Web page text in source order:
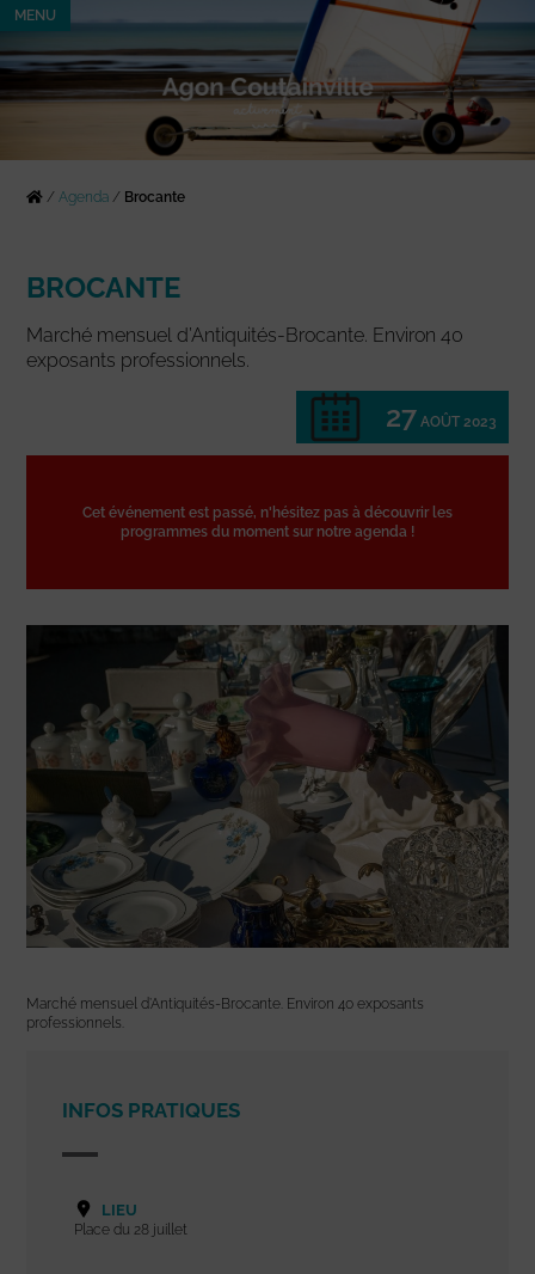
MENU
/Agenda / Brocante
BROCANTE
Marché mensuel d’Antiquités-Brocante. Environ 40
exposants professionnels.
27 AOÛT 2023
Cet événement est passé, n'hésitez pas à découvrir les
programmes du moment sur notre agenda !
Marché mensuel d’Antiquités-Brocante. Environ 40 exposants
professionnels.
INFOS PRATIQUES
LIEU
Place du 28 juillet